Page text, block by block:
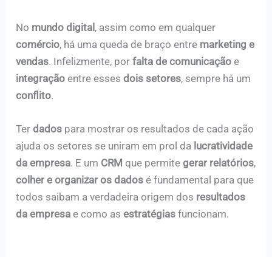
No mundo digital, assim como em qualquer
comércio, há uma queda de braço entre marketing e
vendas. Infelizmente, porfalta de comunicação e
integraçãoentre essesdois setores, sempre há um
conflito.
Terdados para mostrar os resultados de cada ação
ajuda os setores se uniram em prol da lucratividade
da empresa. E um CRMque permite gerar relatórios,
colher e organizar os dados é fundamental para que
todos saibam a verdadeira origem dos resultados
da empresae como as estratégiasfuncionam.